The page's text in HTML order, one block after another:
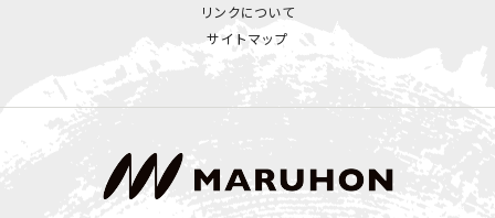
リンクについて
サイトマップ